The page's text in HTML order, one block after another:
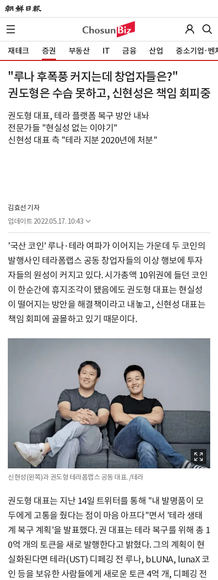
재테크 증권 부동산 IT 금융 산업 중소기업·벤
"루나 후폭풍 커지는데 창업자들은?"
권도형은 수습 못하고, 신현성은 책임 회피중
권도형 대표, 테라 플랫폼 복구 방안 내놔
전문가들 "현실성 없는 이야기"
신현성 대표 측 "테라 지분 2020년에 처분"
김효선 기자
업데이트 2022.05.17. 10:43
'국산 코인' 루나·테라 여파가 이어지는 가운데 두 코인의
발행사인 테라폼랩스 공동 창업자들의 이상 행보에 투자
자들의 원성이 커지고 있다. 시가총액 10위권에 들던 코인
이 한순간에 휴지조각이 됐음에도 권도형 대표는 현실성
이 떨어지는 방안을 해결책이라고 내놓고, 신현성 대표는
책임 회피에 골몰하고 있기 때문이다.
신현성(왼쪽)과 권도형 테라폼랩스 공동 대표. /테라
권도형 대표는 지난 14일 트위터를 통해 "내 발명품이 모
두에게 고통을 줬다는 점이 마음 아프다"면서 '테라 생태
계 복구 계획'을 발표했다. 권 대표는 테라 복구를 위해 총 1
0억 개의 토큰을 새로 발행한다고 밝혔다. 그의 계획이 현
실화된다면 테라(UST) 디페깅 전 루나, bLUNA, lunaX 코
인 등을 보유한 사람들에게 새로운 토큰 4억 개, 디페깅 전